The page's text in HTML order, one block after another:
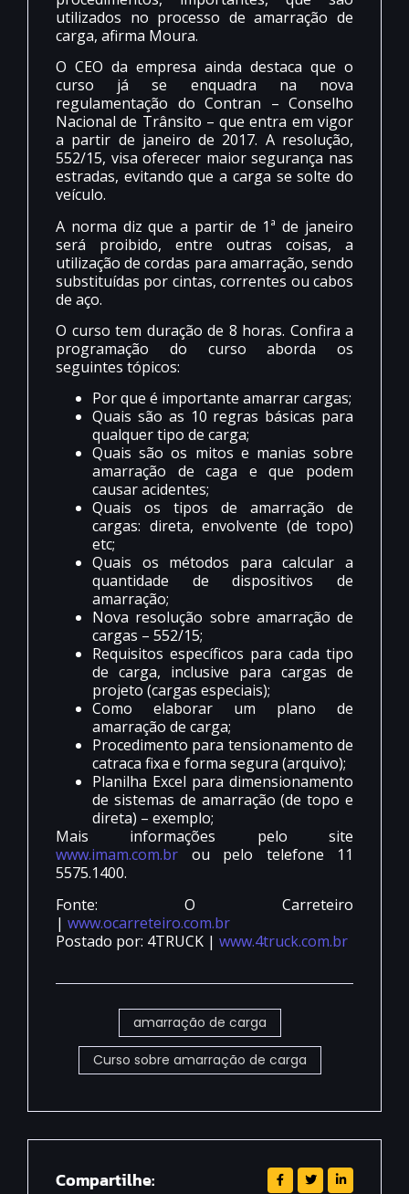
utilizados no processo de amarração de
carga, afirma Moura.
O CEO da empresa ainda destaca que o
curso já se enquadra na nova
regulamentação do Contran – Conselho
Nacional de Trânsito – que entra em vigor
a partir de janeiro de 2017. A resolução,
552/15, visa oferecer maior segurança nas
estradas, evitando que a carga se solte do
veículo.
A norma diz que a partir de 1ª de janeiro
será proibido, entre outras coisas, a
utilização de cordas para amarração, sendo
substituídas por cintas, correntes ou cabos
de aço.
O curso tem duração de 8 horas. Confira a
programação do curso aborda os
seguintes tópicos:
Por que é importante amarrar cargas;
Quais são as 10 regras básicas para
qualquer tipo de carga;
Quais são os mitos e manias sobre
amarração de caga e que podem
causar acidentes;
Quais os tipos de amarração de
cargas: direta, envolvente (de topo)
etc;
Quais os métodos para calcular a
quantidade de dispositivos de
amarração;
Nova resolução sobre amarração de
cargas – 552/15;
Requisitos específicos para cada tipo
de carga, inclusive para cargas de
projeto (cargas especiais);
Como elaborar um plano de
amarração de carga;
Procedimento para tensionamento de
catraca fixa e forma segura (arquivo);
Planilha Excel para dimensionamento
de sistemas de amarração (de topo e
direta) – exemplo;
Mais informações pelo site
www.imam.com.br ou pelo telefone 11
5575.1400.
Fonte: O Carreteiro
| www.ocarreteiro.com.br
Postado por: 4TRUCK | www.4truck.com.br
amarração de carga
Curso sobre amarração de carga
Compartilhe: